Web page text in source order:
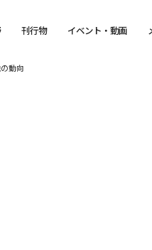
刊行物 イベント・動画
動向